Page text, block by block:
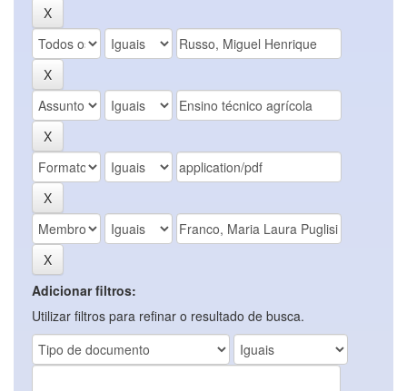
Adicionar filtros:
Utilizar filtros para refinar o resultado de busca.